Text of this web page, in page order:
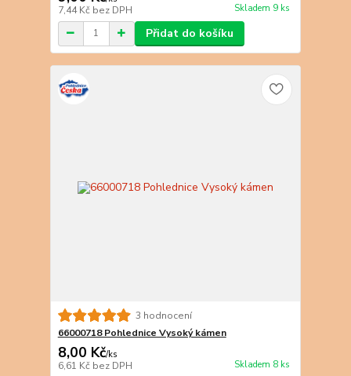
7,44 Kč bez DPH Skladem 9 ks
Přidat do košíku
3 hodnocení
66000718 Pohlednice Vysoký kámen
8,00 Kč/ks
6,61 Kč bez DPH Skladem 8 ks